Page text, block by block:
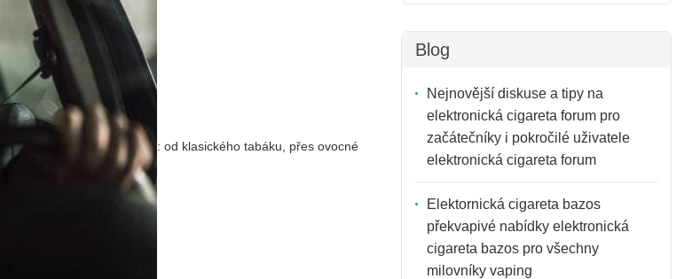
: od klasického tabáku, přes ovocné
Blog
Nejnovější diskuse a tipy na
elektronická cigareta forum pro
začátečníky i pokročilé uživatele
elektronická cigareta forum
Elektornická cigareta bazos
překvapivé nabídky elektronická
cigareta bazos pro všechny
milovníky vaping